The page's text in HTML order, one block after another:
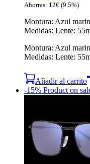
Ahorras: 12€ (9.5%)
Montura: Azul
Medidas: Lente:
Montura: Azul
Medidas: Lente:
Añadir al carrito
-15% Product on